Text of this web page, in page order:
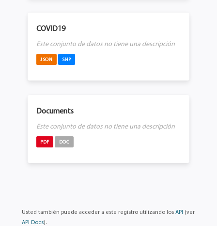
COVID19
Este conjunto de datos no tiene una descripción
JSON SHP
Documents
Este conjunto de datos no tiene una descripción
PDF DOC
Usted también puede acceder a este registro utilizando los API (ver
API Docs).